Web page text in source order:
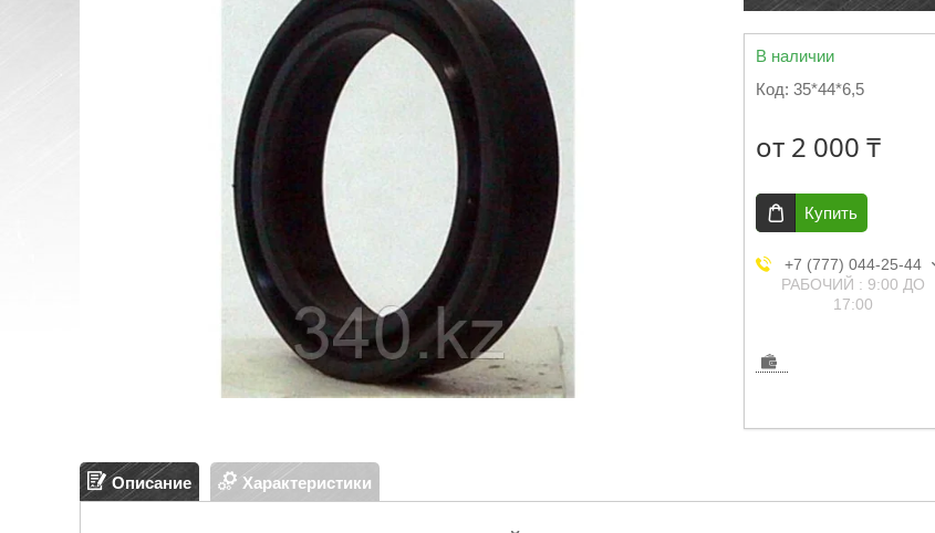
В наличии
Код: 35*44*6,5
от 2 000 ₸
Купить
+7 (777) 044-25-44
РАБОЧИЙ : 9:00 ДО
17:00
Описание Характеристики